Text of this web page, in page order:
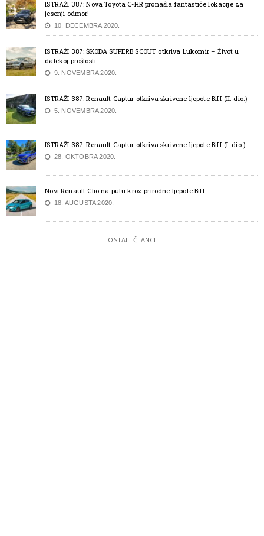
ISTRAŽI 387: Nova Toyota C-HR pronašla fantastiče lokacije za
jesenji odmor!
10. DECEMBRA 2020.
ISTRAŽI 387: ŠKODA SUPERB SCOUT otkriva Lukomir – Život u
dalekoj prošlosti
9. NOVEMBRA 2020.
ISTRAŽI 387: Renault Captur otkriva skrivene ljepote BiH (II. dio.)
5. NOVEMBRA 2020.
ISTRAŽI 387: Renault Captur otkriva skrivene ljepote BiH (I. dio.)
28. OKTOBRA 2020.
Novi Renault Clio na putu kroz prirodne ljepote BiH
18. AUGUSTA 2020.
OSTALI ČLANCI